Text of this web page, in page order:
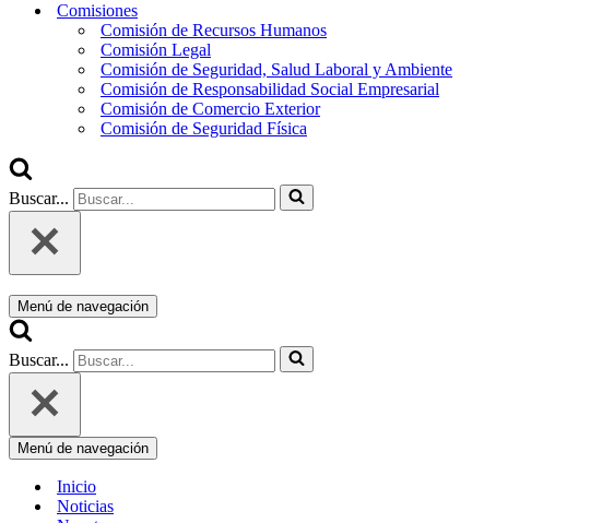
Comisiones
Comisión de Recursos Humanos
Comisión Legal
Comisión de Seguridad, Salud Laboral y Ambiente
Comisión de Responsabilidad Social Empresarial
Comisión de Comercio Exterior
Comisión de Seguridad Física
Buscar...
Menú de navegación
Buscar...
Menú de navegación
Inicio
Noticias